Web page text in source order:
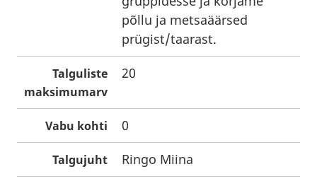
põllu ja metsaäärsed
prügist/taarast.
Talguliste
maksimumarv
20
Vabu kohti 0
Talgujuht Ringo Miina